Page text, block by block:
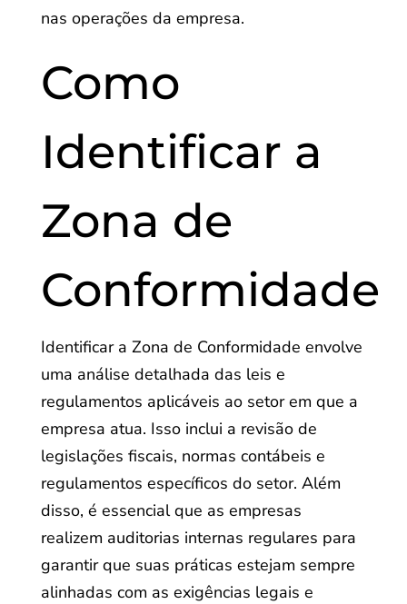
nas operações da empresa.
Como
Identificar a
Zona de
Conformidade
Identificar a Zona de Conformidade envolve
uma análise detalhada das leis e
regulamentos aplicáveis ao setor em que a
empresa atua. Isso inclui a revisão de
legislações fiscais, normas contábeis e
regulamentos específicos do setor. Além
disso, é essencial que as empresas
realizem auditorias internas regulares para
garantir que suas práticas estejam sempre
alinhadas com as exigências legais e